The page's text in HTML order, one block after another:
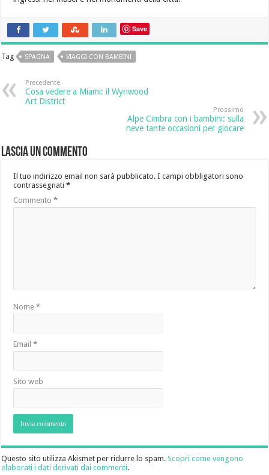
Save
Tag SPAGNA VIAGGI CON BAMBINI
Precedente
Cosa vedere a Miami: il Wynwood
Art District
Prossimo
Alpe Cimbra con i bambini: sulla
neve tante occasioni per giocare
Lascia un commento
Il tuo indirizzo email non sarà pubblicato. I campi obbligatori sono
contrassegnati*
Commento*
Nome*
Email*
Sito web
Questo sito utilizza Akismet per ridurre lo spam.Scopri come vengono
elaborati i dati derivati dai commenti.